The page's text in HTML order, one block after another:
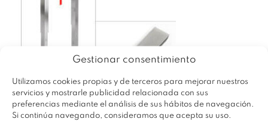
Gestionar consentimiento
Utilizamos cookies propias y de terceros para mejorar nuestros
servicios y mostrarle publicidad relacionada con sus
preferencias mediante el análisis de sus hábitos de navegación.
Si continúa navegando, consideramos que acepta su uso.